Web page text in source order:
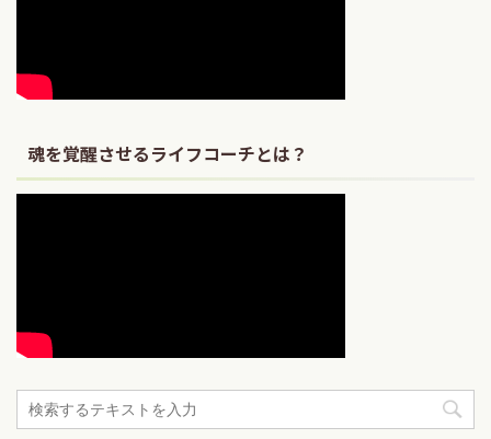
魂を覚醒させるライフコーチとは？